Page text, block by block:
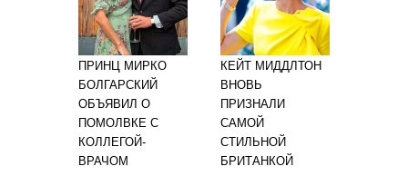
ПРИНЦ МИРКО
БОЛГАРСКИЙ
ОБЪЯВИЛ О
ПОМОЛВКЕ С
КОЛЛЕГОЙ-
ВРАЧОМ
КЕЙТ МИДДЛТОН
ВНОВЬ
ПРИЗНАЛИ
САМОЙ
СТИЛЬНОЙ
БРИТАНКОЙ